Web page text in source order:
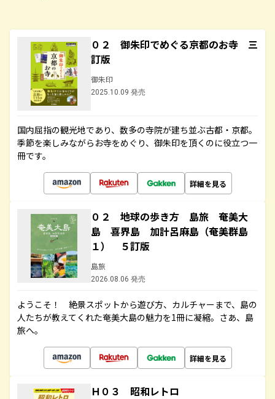
０２ 御朱印でめぐる京都のお寺 三
訂版
御朱印
2025.10.09 発売
国内屈指の観光地であり、数多の寺院が建ち並ぶ古都・京都。
季節を楽しみながらお寺をめぐり、御朱印を頂くのに役立つ一
冊です。
詳細を見る
０２ 地球の歩き方 島旅 奄美大
島 喜界島 加計呂麻島（奄美群島
１） ５訂版
島旅
2026.08.06 発売
ようこそ！ 絶景スポットから遊び方、カルチャーまで、島の
人たちが教えてくれた奄美大島の魅力を1冊に凝縮。さあ、島
旅へ。
詳細を見る
Ｈ０３ 昭和レトロ